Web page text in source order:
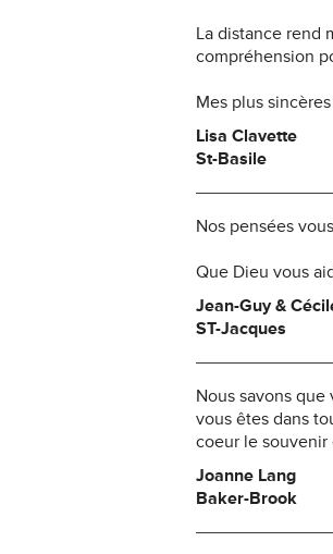
La distance rend
compréhension
Mes plus
Lisa Clavette
St-Basile
Nos pensées
Que Dieu vous
Jean-Guy &
ST-Jacques
Nous savons
vous êtes dans
coeur le souvenir
Joanne Lang
Baker-Brook